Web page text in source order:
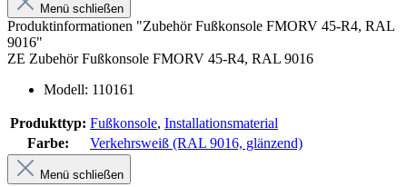
Menü schließen
Produktinformationen "Zubehör Fußkonsole FMORV 45-R4, RAL
9016"
ZE Zubehör Fußkonsole FMORV 45-R4, RAL 9016
Modell: 110161
Produkttyp: Fußkonsole, Installationsmaterial
Farbe:
Verkehrsweiß (RAL 9016, glänzend)
Menü schließen